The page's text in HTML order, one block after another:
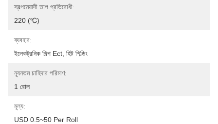
স্বল্পমেয়াদী তাপ প্রতিরোধী:
220 (℃)
ব্যবহার:
ইলেকট্রনিক শিল্প Ect, হিট শিল্ডিং
ন্যূনতম চাহিদার পরিমাণ:
1 রোল
মূল্য:
USD 0.5~50 Per Roll